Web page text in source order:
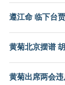
遵江命 临下台
黄菊北京摆谱
黄菊出席两会